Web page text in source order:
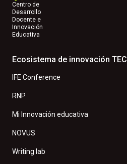
Centro de
Desarrollo
Docente e
Innovación
Educativa
Ecosistema de innovación TEC
IFE Conference
RNP
Mi Innovación educativa
NOVUS
Writing lab